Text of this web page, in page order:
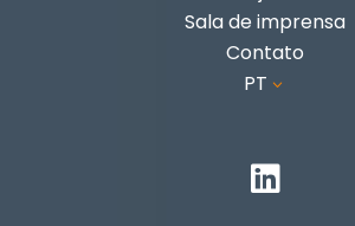
Sala de imprensa
Contato
PT 3
